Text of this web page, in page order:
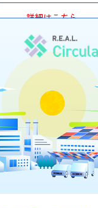
詳細はこちら